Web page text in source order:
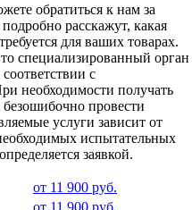
обратиться к нам за
расскажут, какая
для ваших товарах.
специализированный орган
с
необходимости получать
провести
услуги зависит от
испытательных
заявкой.
от 11 900 руб.
от 11 900 руб.